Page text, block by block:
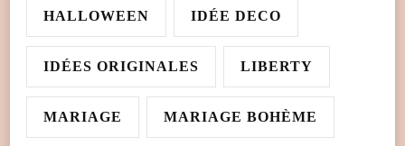
HALLOWEEN IDÉE DECO
IDÉES ORIGINALES LIBERTY
MARIAGE MARIAGE BOHÈME